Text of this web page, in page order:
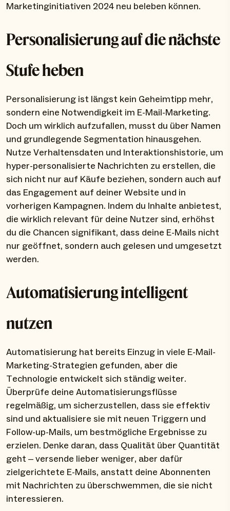
Marketinginitiativen 2024 neu beleben können.
Personalisierung auf die nächste
Stufe heben
Personalisierung ist längst kein Geheimtipp mehr,
sondern eine Notwendigkeit im E-Mail-Marketing.
Doch um wirklich aufzufallen, musst du über Namen
und grundlegende Segmentation hinausgehen.
Nutze Verhaltensdaten und Interaktionshistorie, um
hyper-personalisierte Nachrichten zu erstellen, die
sich nicht nur auf Käufe beziehen, sondern auch auf
das Engagement auf deiner Website und in
vorherigen Kampagnen. Indem du Inhalte anbietest,
die wirklich relevant für deine Nutzer sind, erhöhst
du die Chancen signifikant, dass deine E-Mails nicht
nur geöffnet, sondern auch gelesen und umgesetzt
werden.
Automatisierung intelligent
nutzen
Automatisierung hat bereits Einzug in viele E-Mail-
Marketing-Strategien gefunden, aber die
Technologie entwickelt sich ständig weiter.
Überprüfe deine Automatisierungsflüsse
regelmäßig, um sicherzustellen, dass sie effektiv
sind und aktualisiere sie mit neuen Triggern und
Follow-up-Mails, um bestmögliche Ergebnisse zu
erzielen. Denke daran, dass Qualität über Quantität
geht – versende lieber weniger, aber dafür
zielgerichtete E-Mails, anstatt deine Abonnenten
mit Nachrichten zu überschwemmen, die sie nicht
interessieren.